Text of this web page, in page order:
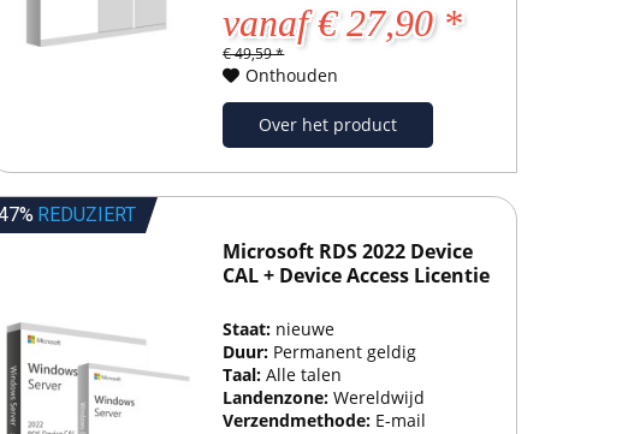
vanaf € 27,90 *
€ 49,59 *
Onthouden
Over het product
REDUZIERT
Microsoft RDS 2022 Device
CAL + Device Access Licentie
Staat: nieuwe
Duur: Permanent geldig
Taal:Alle talen
Landenzone:Wereldwijd
Verzendmethode: E-mail